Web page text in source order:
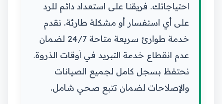
احتياجاتك. فريقنا على استعداد دائم للرد
على أي استفسار أو مشكلة طارئة. نقدم
خدمة طوارئ سريعة متاحة 24/7 لضمان
عدم انقطاع خدمة التبريد في أوقات الذروة.
نحتفظ بسجل كامل لجميع الصيانات
والإصلاحات لضمان تتبع صحي شامل.